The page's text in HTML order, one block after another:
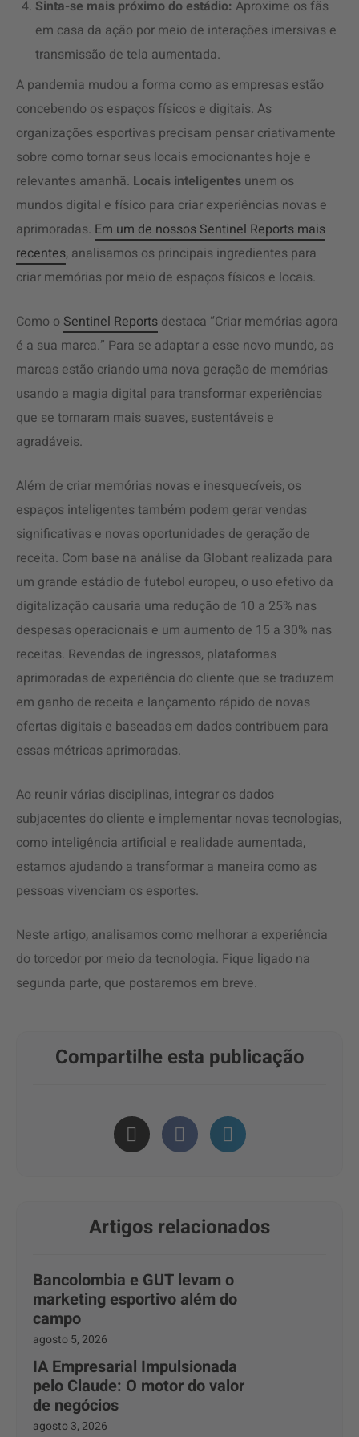
Sinta-se mais próximo do estádio: Aproxime os fãs
em casa da ação por meio de interações imersivas e
transmissão de tela aumentada.
A pandemia mudou a forma como as empresas estão
concebendo os espaços físicos e digitais. As
organizações esportivas precisam pensar criativamente
sobre como tornar seus locais emocionantes hoje e
relevantes amanhã. Locais inteligentes unem os
mundos digital e físico para criar experiências novas e
aprimoradas. Em um de nossos Sentinel Reports mais
recentes, analisamos os principais ingredientes para
criar memórias por meio de espaços físicos e locais.
Como o Sentinel Reports destaca “Criar memórias agora
é a sua marca.” Para se adaptar a esse novo mundo, as
marcas estão criando uma nova geração de memórias
usando a magia digital para transformar experiências
que se tornaram mais suaves, sustentáveis e
agradáveis.
Além de criar memórias novas e inesquecíveis, os
espaços inteligentes também podem gerar vendas
significativas e novas oportunidades de geração de
receita. Com base na análise da Globant realizada para
um grande estádio de futebol europeu, o uso efetivo da
digitalização causaria uma redução de 10 a 25% nas
despesas operacionais e um aumento de 15 a 30% nas
receitas. Revendas de ingressos, plataformas
aprimoradas de experiência do cliente que se traduzem
em ganho de receita e lançamento rápido de novas
ofertas digitais e baseadas em dados contribuem para
essas métricas aprimoradas.
Ao reunir várias disciplinas, integrar os dados
subjacentes do cliente e implementar novas tecnologias,
como inteligência artificial e realidade aumentada,
estamos ajudando a transformar a maneira como as
pessoas vivenciam os esportes.
Neste artigo, analisamos como melhorar a experiência
do torcedor por meio da tecnologia. Fique ligado na
segunda parte, que postaremos em breve.
Compartilhe esta publicação
Artigos relacionados
Bancolombia e GUT levam o
marketing esportivo além do
campo
agosto 5, 2026
IA Empresarial Impulsionada
pelo Claude: O motor do valor
de negócios
agosto 3, 2026